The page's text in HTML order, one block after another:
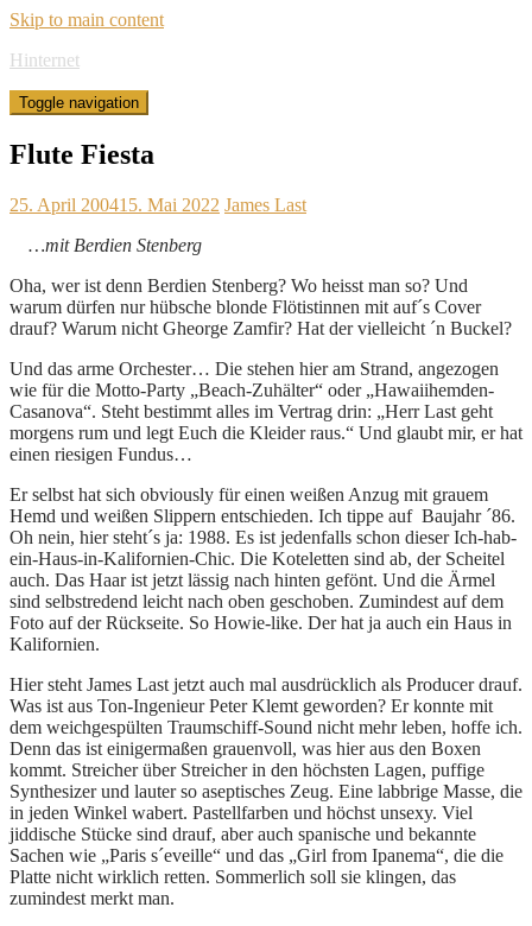
Skip to main content
Hinternet
Toggle navigation
Flute Fiesta
25. April 200415. Mai 2022 James Last
…mit Berdien Stenberg
Oha, wer ist denn Berdien Stenberg? Wo heisst man so? Und
warum dürfen nur hübsche blonde Flötistinnen mit auf´s Cover
drauf? Warum nicht Gheorge Zamfir? Hat der vielleicht ´n Buckel?
Und das arme Orchester… Die stehen hier am Strand, angezogen
wie für die Motto-Party „Beach-Zuhälter“ oder „Hawaiihemden-
Casanova“. Steht bestimmt alles im Vertrag drin: „Herr Last geht
morgens rum und legt Euch die Kleider raus.“ Und glaubt mir, er hat
einen riesigen Fundus…
Er selbst hat sich obviously für einen weißen Anzug mit grauem
Hemd und weißen Slippern entschieden. Ich tippe auf Baujahr ´86.
Oh nein, hier steht´s ja: 1988. Es ist jedenfalls schon dieser Ich-hab-
ein-Haus-in-Kalifornien-Chic. Die Koteletten sind ab, der Scheitel
auch. Das Haar ist jetzt lässig nach hinten gefönt. Und die Ärmel
sind selbstredend leicht nach oben geschoben. Zumindest auf dem
Foto auf der Rückseite. So Howie-like. Der hat ja auch ein Haus in
Kalifornien.
Hier steht James Last jetzt auch mal ausdrücklich als Producer drauf.
Was ist aus Ton-Ingenieur Peter Klemt geworden? Er konnte mit
dem weichgespülten Traumschiff-Sound nicht mehr leben, hoffe ich.
Denn das ist einigermaßen grauenvoll, was hier aus den Boxen
kommt. Streicher über Streicher in den höchsten Lagen, puffige
Synthesizer und lauter so aseptisches Zeug. Eine labbrige Masse, die
in jeden Winkel wabert. Pastellfarben und höchst unsexy. Viel
jiddische Stücke sind drauf, aber auch spanische und bekannte
Sachen wie „Paris s´eveille“ und das „Girl from Ipanema“, die die
Platte nicht wirklich retten. Sommerlich soll sie klingen, das
zumindest merkt man.